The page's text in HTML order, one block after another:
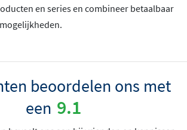
en series en combineer betaalbaar
beoordelen ons met
een 9.1